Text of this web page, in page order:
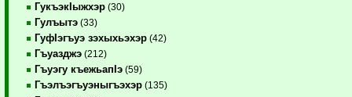
ГукъэкIыжхэр (30)
Гулъытэ (33)
ГуфIэгъуэ зэхыхьэхэр (42)
Гъуазджэ (212)
Гъуэгу къежьапIэ (59)
Гъэлъэгъуэныгъэхэр (135)